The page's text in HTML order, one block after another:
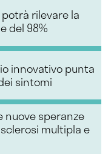
rilevare la
del 98%
innovativo punta
sintomi
nuove speranze
multipla e